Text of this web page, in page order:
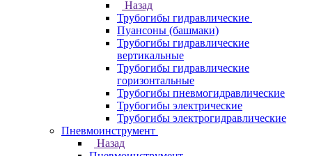
Назад
Трубогибы гидравлические
Пуансоны (башмаки)
Трубогибы гидравлические
вертикальные
Трубогибы гидравлические
горизонтальные
Трубогибы пневмогидравлические
Трубогибы электрические
Трубогибы электрогидравлические
Пневмоинструмент
Назад